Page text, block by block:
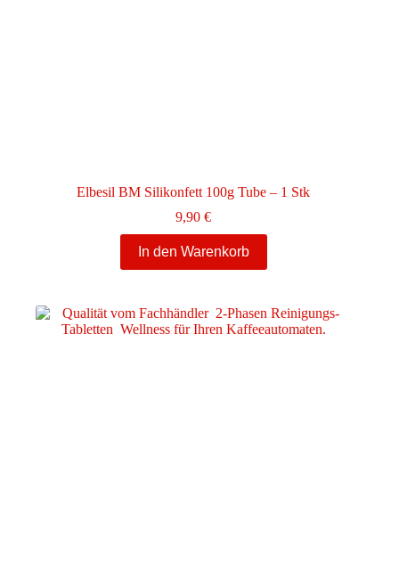
Elbesil BM Silikonfett 100g Tube – 1 Stk
9,90€
In den Warenkorb